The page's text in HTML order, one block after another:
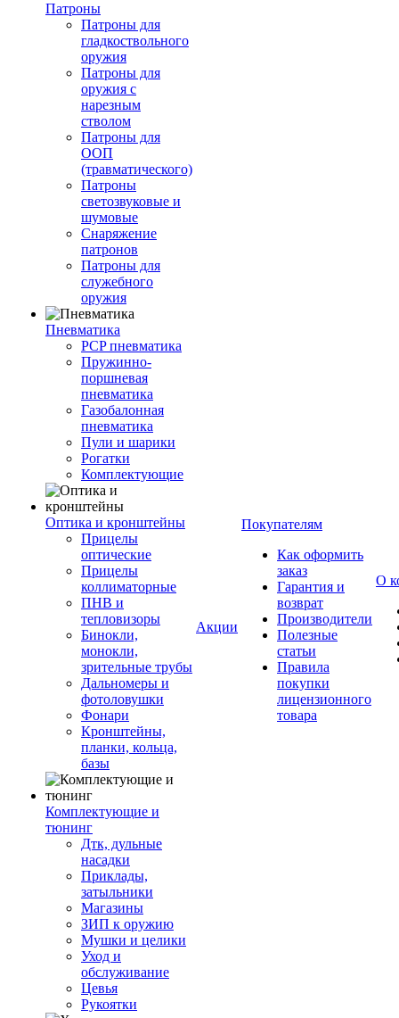
Патроны
Патроны для
гладкоствольного
оружия
Патроны для
оружия с
нарезным
стволом
Патроны для
ООП
(травматического)
Патроны
светозвуковые и
шумовые
Снаряжение
патронов
Патроны для
служебного
оружия
Пневматика
PCP пневматика
Пружинно-
поршневая
пневматика
Газобалонная
пневматика
Пули и шарики
Рогатки
Комплектующие
Оптика и кронштейны
Прицелы
оптические
Прицелы
коллиматорные
ПНВ и
тепловизоры
Бинокли,
монокли,
зрительные трубы
Дальномеры и
фотоловушки
Фонари
Кронштейны,
планки, кольца,
базы
Комплектующие и
тюнинг
Дтк, дульные
насадки
Приклады,
затыльники
Магазины
ЗИП к оружию
Мушки и целики
Уход и
обслуживание
Цевья
Рукоятки
Акции
Покупателям
Как оформить
заказ
Гарантия и
возврат
Производители
Полезные
статьи
Правила
покупки
лицензионного
товара
О